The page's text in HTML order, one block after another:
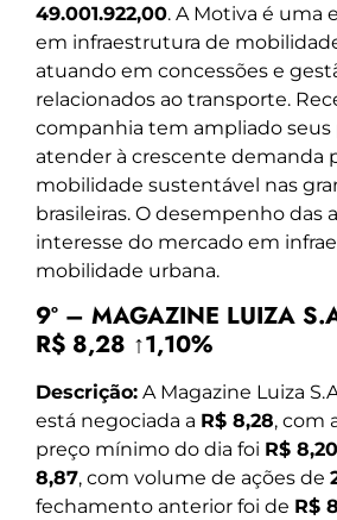
49.001.922,00. A Motiva é uma
em infraestrutura de
atuando em concessões e
relacionados ao transporte.
companhia tem ampliado seus
atender à crescente demanda
mobilidade sustentável nas
brasileiras. O desempenho das
interesse do mercado em
mobilidade urbana.
9º – MAGAZINE LUIZA
R$ 8,28 ↑1,10%
Descrição: A Magazine Luiza
está negociada a R$ 8,28, com
preço mínimo do dia foi R$ 8,20
8,87, com volume de ações de
fechamento anterior foi de R$